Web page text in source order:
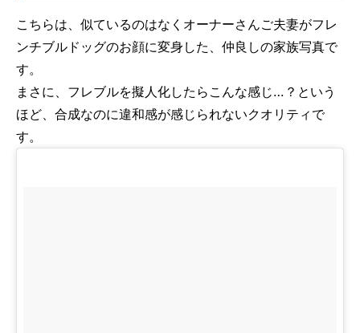
こちらは、似ているのはなくオーナーさんご夫妻がフレ
ンチブルドッグのお顔に変身した、仲良しの家族写真で
す。
まさに、フレブルを擬人化したらこんな感じ…？という
ほど、合成なのに違和感が感じられないクオリティで
す。